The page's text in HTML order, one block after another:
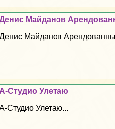
Денис Майданов
Денис Майданов
А-Студио Улетаю
А-Студио Улетаю...